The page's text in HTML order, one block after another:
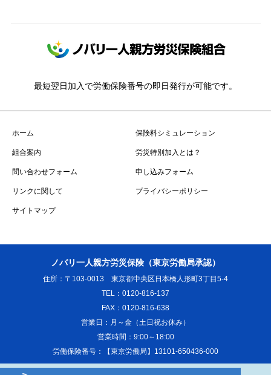
最短翌日加入で労働保険番号の即日発行が可能です。
ホーム 保険料シミュレーション
組合案内 労災特別加入とは？
問い合わせフォーム 申し込みフォーム
リンクに関して プライバシーポリシー
サイトマップ
ノバリ一人親方労災保険（東京労働局承認）
住所：〒103-0013 東京都中央区日本橋人形町3丁目5-4
TEL：0120-816-137
FAX：0120-816-638
営業日：月～金（土日祝お休み）
営業時間：9:00～18:00
労働保険番号：【東京労働局】13101-650436-000
Copyright ©